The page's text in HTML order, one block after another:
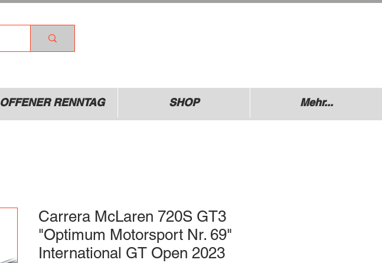
OFFENER RENNTAG SHOP Mehr...
Carrera McLaren 720S GT3
"Optimum Motorsport Nr. 69"
International GT Open 2023